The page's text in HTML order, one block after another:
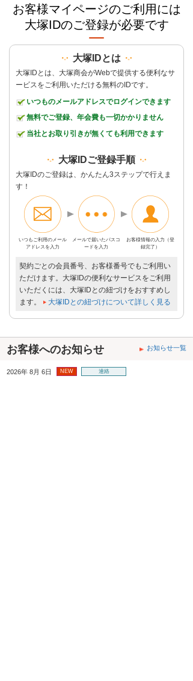
お客様マイページのご利用には
大塚IDのご登録が必要です
大塚IDとは
大塚IDとは、大塚商会がWebで提供する便利なサ
ービスをご利用いただける無料のIDです。
いつものメールアドレスでログインできます
無料でご登録、年会費も一切かかりません
当社とお取り引きが無くても利用できます
大塚IDご登録手順
大塚IDのご登録は、かんたん3ステップで行えま
す！
いつもご利用のメール
アドレスを入力
メールで届いた パスコ
ードを入力
お客様情報の入力
（登
録完了）
契約ごとの会員番号、お客様番号でもご利用い
ただけます。大塚IDの便利なサービスをご利用
いただくには、大塚IDとの紐づけをおすすめし
ます。
大塚IDとの紐づけについて詳しく見る
お客様へのお知らせ お知らせ一覧
2026年 8月 6日 NEW 連絡